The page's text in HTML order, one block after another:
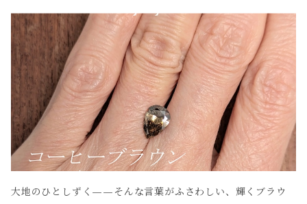
大地のひとしずく——そんな言葉がふさわしい、輝くブラウ